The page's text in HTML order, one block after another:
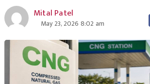
Mital Patel
May 23, 2026 8:02 am